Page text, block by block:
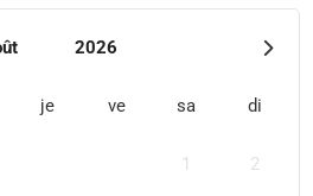
2026
je ve sa di
1 2